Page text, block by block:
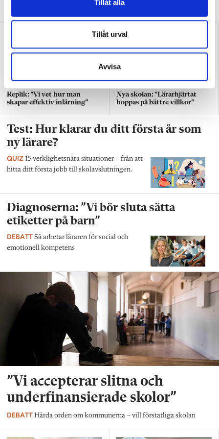
Tillåt alla
Tillåt urval
Avvisa
Replik: ”Vi vet hur man
skapar effektiv inlärning”
Nya skolan: ”Lärarhjärtat
hoppas på bättre villkor"
Test: Hur klarar du ditt första år som
ny lärare?
QUIZ 15 verklighetsnära situationer – från att
hitta ditt första jobb till skolavslutningen.
Diagnoserna: ”Vi bör sluta sätta
etiketter på barn”
DEBATT Så arbetar läraren för social och
emotionell kompetens
”Vi accepterar slitna och
underfinansierade skolor”
DEBATT Hårda orden om kommunerna – vill förstatliga skolan